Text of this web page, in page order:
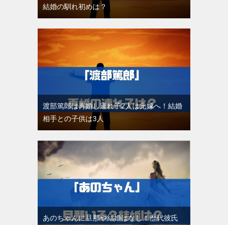
結婚の馴れ初めは？
渡部篤郎は再婚し連れ子2人は元嫁へ！結婚
相手との子供は3人
あのちゃんに旦那や結婚はなし！歴代彼氏